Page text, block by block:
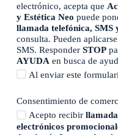
electrónico, acepta que
y Estética Neo puede
llamada telefónica, SMS
consulta. Pueden aplicarse tarifas de mensajes y datos a los
SMS. Responder STOP
AYUDA en busca de
Al enviar este
Consentimiento de
Acepto recibir
electrónicos